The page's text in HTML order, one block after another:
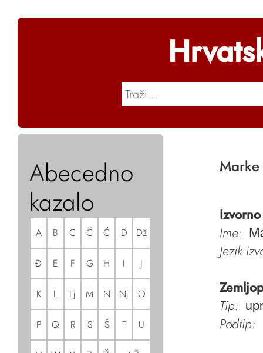
Abecedno
kazalo
A B C Č Ć D Dž
Đ E F G H I J
K L Lj M N Nj O
P Q R S Š T U
Marke
Ime:
Jezik
Tip:
Podtip: